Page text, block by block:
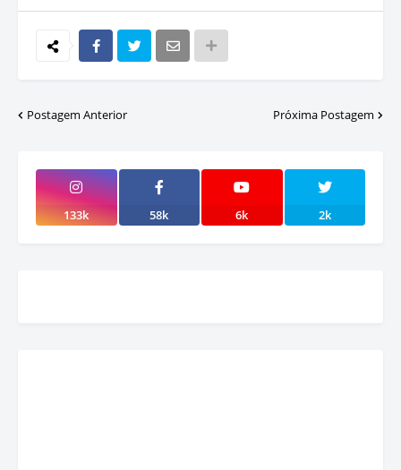
Postagem Anterior Próxima Postagem
133k 58k 6k 2k